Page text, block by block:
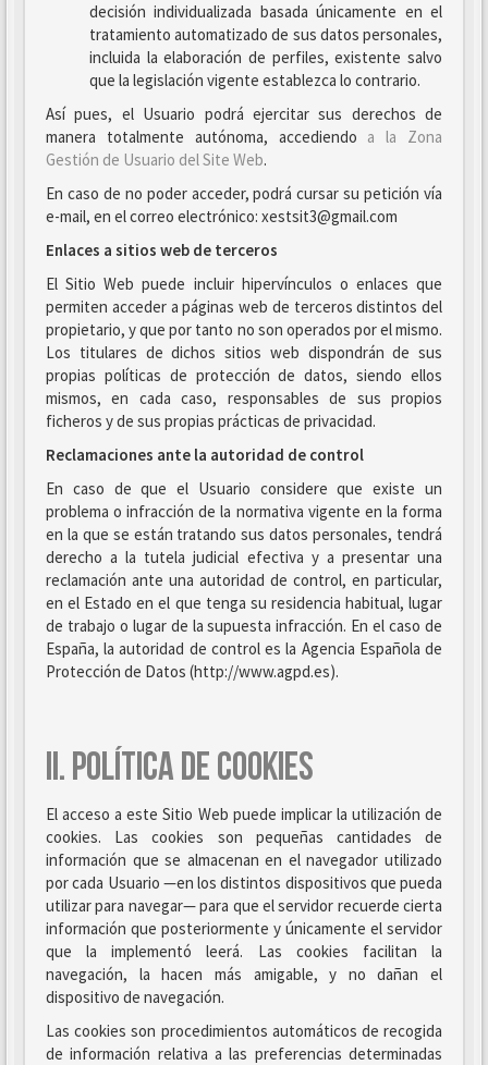
decisión individualizada basada únicamente en el
tratamiento automatizado de sus datos personales,
incluida la elaboración de perfiles, existente salvo
que la legislación vigente establezca lo contrario.
Así pues, el Usuario podrá ejercitar sus derechos de
manera totalmente autónoma, accediendo a la Zona
Gestión de Usuario del Site Web.
En caso de no poder acceder, podrá cursar su petición vía
e-mail, en el correo electrónico: xestsit3@gmail.com
Enlaces a sitios web de terceros
El Sitio Web puede incluir hipervínculos o enlaces que
permiten acceder a páginas web de terceros distintos del
propietario, y que por tanto no son operados por el mismo.
Los titulares de dichos sitios web dispondrán de sus
propias políticas de protección de datos, siendo ellos
mismos, en cada caso, responsables de sus propios
ficheros y de sus propias prácticas de privacidad.
Reclamaciones ante la autoridad de control
En caso de que el Usuario considere que existe un
problema o infracción de la normativa vigente en la forma
en la que se están tratando sus datos personales, tendrá
derecho a la tutela judicial efectiva y a presentar una
reclamación ante una autoridad de control, en particular,
en el Estado en el que tenga su residencia habitual, lugar
de trabajo o lugar de la supuesta infracción. En el caso de
España, la autoridad de control es la Agencia Española de
Protección de Datos (http://www.agpd.es).
II. POLÍTICA DE COOKIES
El acceso a este Sitio Web puede implicar la utilización de
cookies. Las cookies son pequeñas cantidades de
información que se almacenan en el navegador utilizado
por cada Usuario —en los distintos dispositivos que pueda
utilizar para navegar— para que el servidor recuerde cierta
información que posteriormente y únicamente el servidor
que la implementó leerá. Las cookies facilitan la
navegación, la hacen más amigable, y no dañan el
dispositivo de navegación.
Las cookies son procedimientos automáticos de recogida
de información relativa a las preferencias determinadas